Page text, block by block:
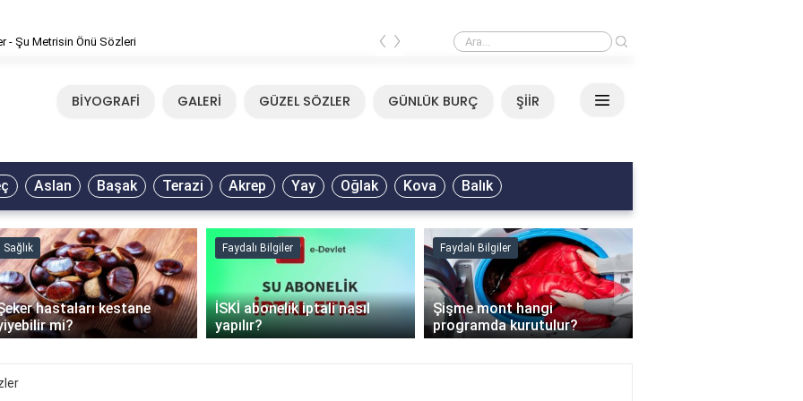
Mirkelam - Tavla Sözleri Neşet Ertaş - Yazımı Kışa Çevirdin Sözleri
‹ ›
BİYOGRAFİ GALERİ GÜZEL SÖZLER GÜNLÜK BURÇ ŞİİR
Aslan Başak Terazi Akrep Yay Oğlak Kova Balık
Sağlık
hastaları kestane
mi?
Faydalı Bilgiler
İSKİ abonelik iptali nasıl
yapılır?
Faydalı Bilgiler
Şişme mont hangi
programda kurutulur?
›